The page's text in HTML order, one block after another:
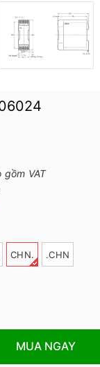
gồm VAT
CHN. .CHN
MUA NGAY